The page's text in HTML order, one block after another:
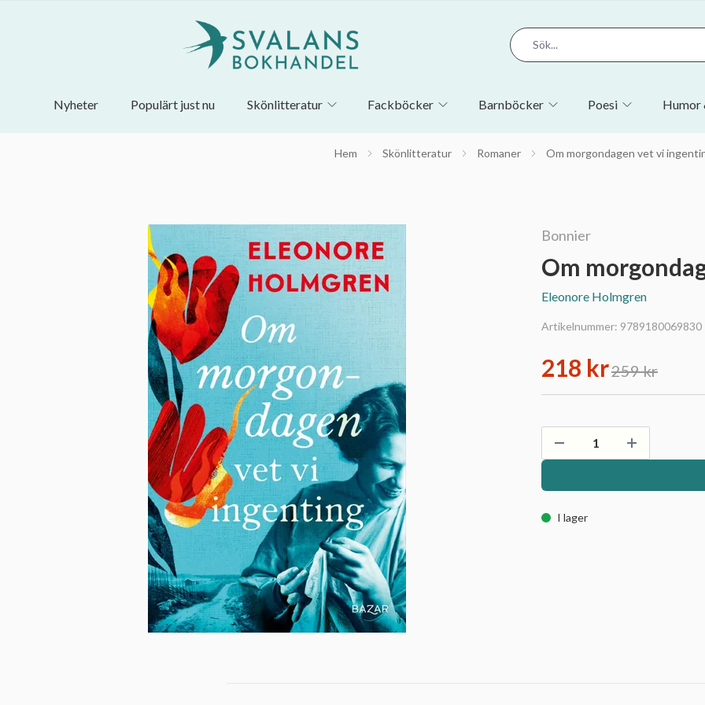
Nyheter Populärt just nu Skönlitteratur Fackböcker Barnböcker Poesi Humor
Hem Skönlitteratur Romaner Om morgondagen vet vi
Bonnier
Om
Eleonore Holmgren
Artikelnummer: 9789180069830
218 kr259 kr
I lager